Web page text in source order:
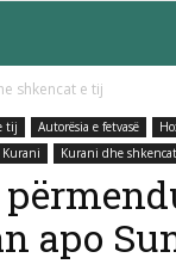
shkencat e tij
tij Autorësia e fetvasë
Kurani Kurani dhe
apo